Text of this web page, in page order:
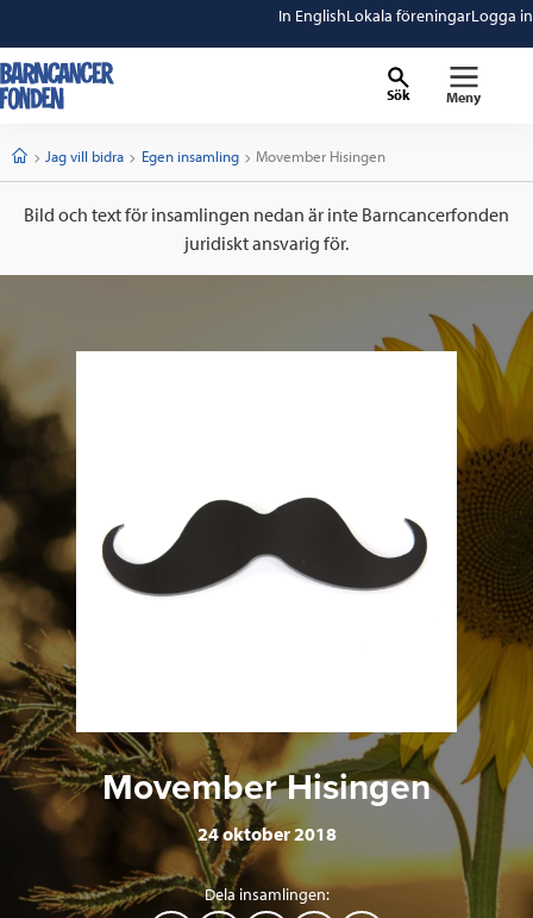
In EnglishLokala föreningarLogga in
Sök Meny
StartJag vill bidra Egen insamling Current:
Movember Hisingen
Bild och text för insamlingen nedan är inte Barncancerfonden
juridiskt ansvarig för.
Movember Hisingen
24 oktober 2018
Dela insamlingen: